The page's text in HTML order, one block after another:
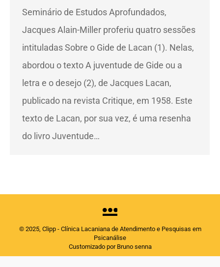
Seminário de Estudos Aprofundados,
Jacques Alain-Miller proferiu quatro sessões
intituladas Sobre o Gide de Lacan (1). Nelas,
abordou o texto A juventude de Gide ou a
letra e o desejo (2), de Jacques Lacan,
publicado na revista Critique, em 1958. Este
texto de Lacan, por sua vez, é uma resenha
do livro Juventude…
© 2025, Clipp - Clínica Lacaniana de Atendimento e Pesquisas em
Psicanálise
Customizado por Bruno senna